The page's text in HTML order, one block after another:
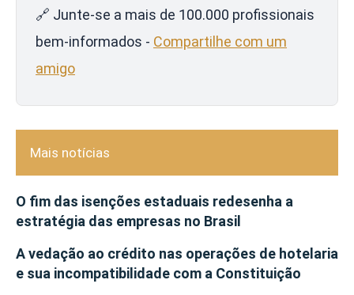
🔗 Junte-se a mais de 100.000 profissionais
bem-informados - Compartilhe com um
amigo
Mais notícias
O fim das isenções estaduais redesenha a
estratégia das empresas no Brasil
A vedação ao crédito nas operações de hotelaria
e sua incompatibilidade com a Constituição